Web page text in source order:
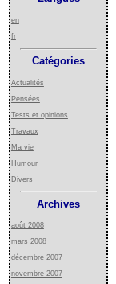
en
fr
Catégories
Actualités
Pensées
Tests et opinions
Travaux
Ma vie
Humour
Divers
Archives
août 2008
mars 2008
décembre 2007
novembre 2007